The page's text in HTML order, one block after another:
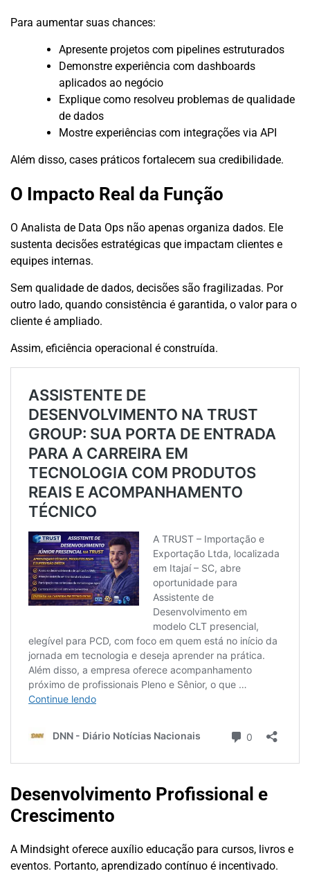
Para aumentar suas chances:
Apresente projetos com pipelines estruturados
Demonstre experiência com dashboards
aplicados ao negócio
Explique como resolveu problemas de qualidade
de dados
Mostre experiências com integrações via API
Além disso, cases práticos fortalecem sua credibilidade.
O Impacto Real da Função
O Analista de Data Ops não apenas organiza dados. Ele
sustenta decisões estratégicas que impactam clientes e
equipes internas.
Sem qualidade de dados, decisões são fragilizadas. Por
outro lado, quando consistência é garantida, o valor para o
cliente é ampliado.
Assim, eficiência operacional é construída.
Desenvolvimento Profissional e
Crescimento
A Mindsight oferece auxílio educação para cursos, livros e
eventos. Portanto, aprendizado contínuo é incentivado.